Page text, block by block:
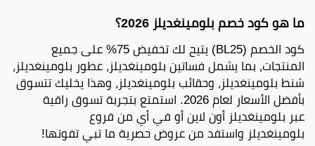
ما هو كود خصم بلومينغديلز 2026؟
كود الخصم (BL25) يتيح لك تخفيض 75% على جميع
المنتجات، بما يشمل فساتين بلومينغديلز، عطور بلومينغديلز،
شنط بلومينغديلز، وحقائب بلومينغديلز، وهذا يخليك تتسوق
بأفضل الأسعار لعام 2026. استمتع بتجربة تسوق راقية
عبر بلومينغديلز أون لاين أو في أي من فروع
بلومينغديلز واستفد من عروض حصرية ما تبي تفوتها!